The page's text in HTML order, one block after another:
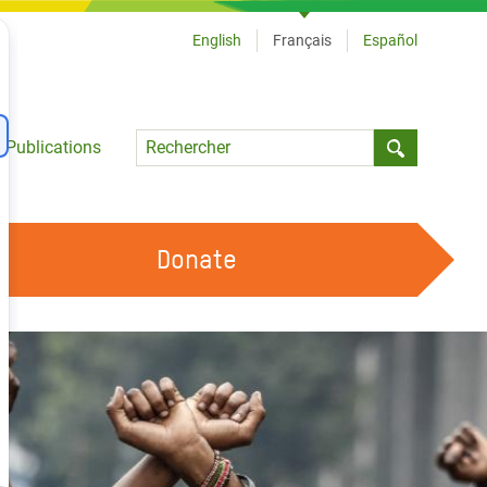
Publications
Language
English Français Español
OUR FEMINIST PRINCIPLES
TRAVAILLER AVEC NOUS
DEVENIR BÉNÉVOLE
Donate